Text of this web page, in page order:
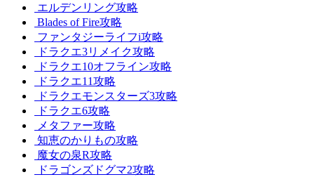
エルデンリング攻略
Blades of Fire攻略
ファンタジーライフi攻略
ドラクエ3リメイク攻略
ドラクエ10オフライン攻略
ドラクエ11攻略
ドラクエモンスターズ3攻略
ドラクエ6攻略
メタファー攻略
知恵のかりもの攻略
魔女の泉R攻略
ドラゴンズドグマ2攻略